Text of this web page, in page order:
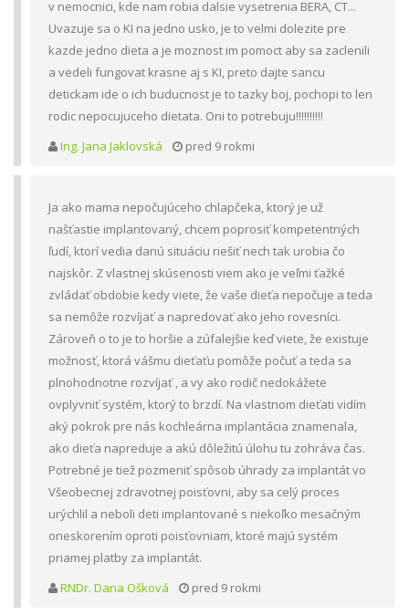
v nemocnici, kde nam robia dalsie vysetrenia BERA, CT...
Uvazuje sa o KI na jedno usko, je to velmi dolezite pre
kazde jedno dieta a je moznost im pomoct aby sa zaclenili
a vedeli fungovat krasne aj s KI, preto dajte sancu
detickam ide o ich buducnost je to tazky boj, pochopi to len
rodic nepocujuceho dietata. Oni to potrebuju!!!!!!!!!!
Ing. Jana Jaklovská
pred 9 rokmi
Ja ako mama nepočujúceho chlapčeka, ktorý je už
našťastie implantovaný, chcem poprosiť kompetentných
ľudí, ktorí vedia danú situáciu riešiť nech tak urobia čo
najskôr. Z vlastnej skúsenosti viem ako je veľmi ťažké
zvládať obdobie kedy viete, že vaše dieťa nepočuje a teda
sa nemôže rozvíjať a napredovať ako jeho rovesníci.
Zároveň o to je to horšie a zúfalejšie keď viete, že existuje
možnosť, ktorá vášmu dieťaťu pomôže počuť a teda sa
plnohodnotne rozvíjať , a vy ako rodič nedokážete
ovplyvniť systém, ktorý to brzdí. Na vlastnom dieťati vidím
aký pokrok pre nás kochleárna implantácia znamenala,
ako dieťa napreduje a akú dôležitú úlohu tu zohráva čas.
Potrebné je tiež pozmeniť spôsob úhrady za implantát vo
Všeobecnej zdravotnej poisťovni, aby sa celý proces
urýchlil a neboli deti implantované s niekoľko mesačným
oneskorením oproti poisťovniam, ktoré majú systém
priamej platby za implantát.
RNDr. Dana Ošková
pred 9 rokmi